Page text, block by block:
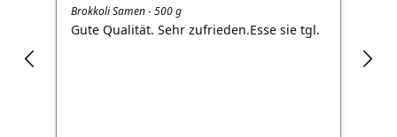
Brokkoli Samen - 500 g
Gute Qualität. Sehr zufrieden.Esse sie tgl.